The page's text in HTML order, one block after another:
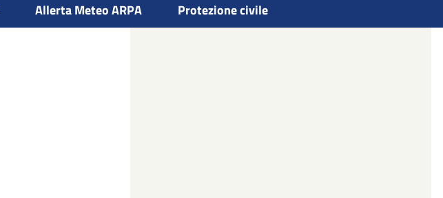
Allerta Meteo ARPA Protezione civile